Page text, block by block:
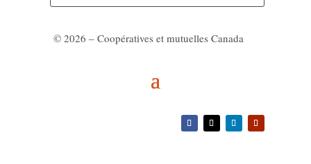
© 2026 – Coopératives et mutuelles Canada